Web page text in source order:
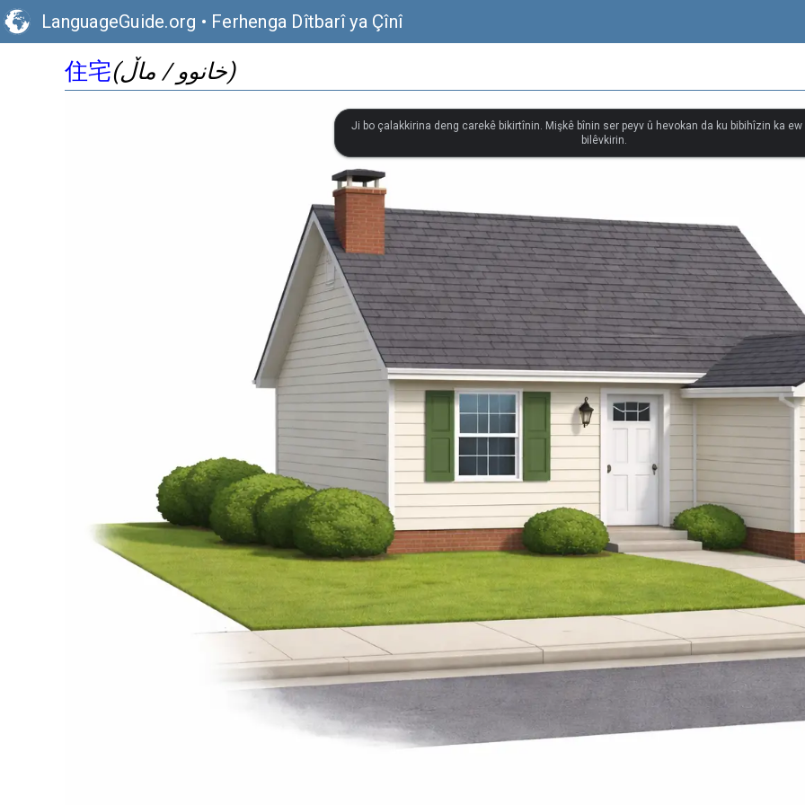
LanguageGuide.org • Ferhenga Dîtbarî ya Çînî
住宅 (خانوو / ماڵ)
Ji bo çalakkirina deng carekê bikirtînin. Mişkê bînin ser peyv û hevokan da ku bibihîzin ka
bilêvkirin.